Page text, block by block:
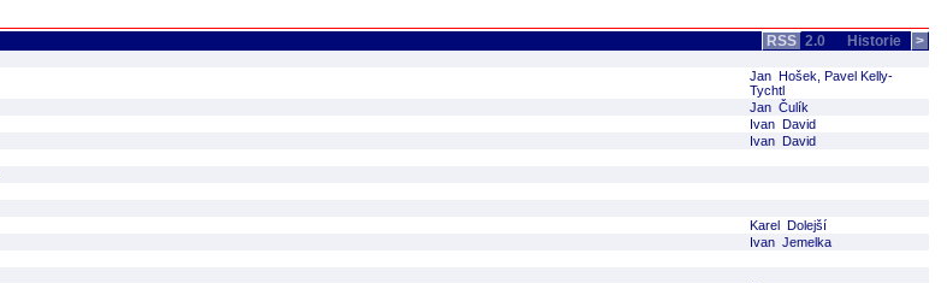
RSS 2.0 Historie >
Jan Hošek, Pavel Kelly-
Tychtl
Jan Čulík
Ivan David
Ivan David
Karel Dolejší
Ivan Jemelka